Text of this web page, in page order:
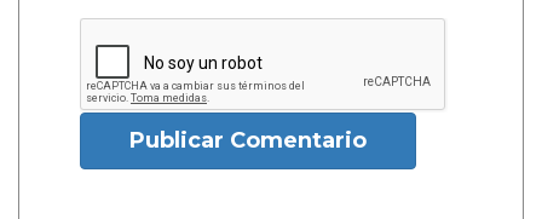
Publicar Comentario